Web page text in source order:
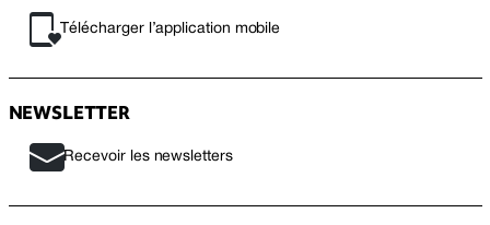
Télécharger l’application mobile
NEWSLETTER
Recevoir les newsletters